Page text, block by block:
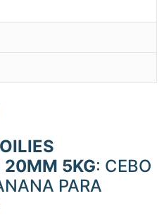
20MM 5KG: CEBO
PARA